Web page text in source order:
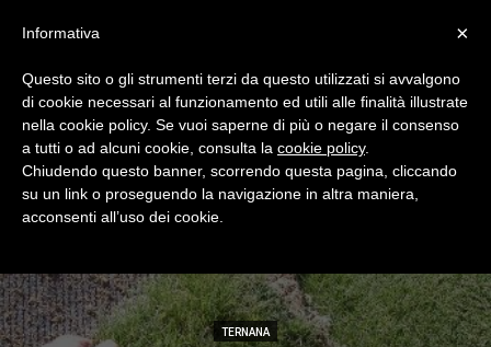
TERNANA
TERNANA
×
Informativa
Questo sito o gli strumenti terzi da questo utilizzati si avvalgono
di cookie necessari al funzionamento ed utili alle finalità illustrate
nella cookie policy. Se vuoi saperne di più o negare il consenso
a tutti o ad alcuni cookie, consulta la cookie policy.
Chiudendo questo banner, scorrendo questa pagina, cliccando
su un link o proseguendo la navigazione in altra maniera,
acconsenti all’uso dei cookie.